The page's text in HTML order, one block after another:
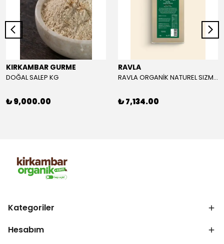
KIRKAMBAR GURME
DOĞAL SALEP KG
₺ 9,000.00
RAVLA
RAVLA ORGANİK NATUREL SIZMA ZEYTİNYAĞI 5L
₺ 7,134.00
Kategoriler
Hesabım